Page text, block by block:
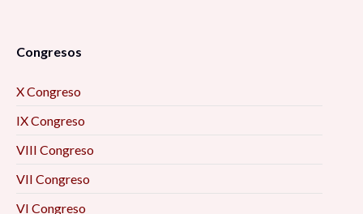
Congresos
X Congreso
IX Congreso
VIII Congreso
VII Congreso
VI Congreso